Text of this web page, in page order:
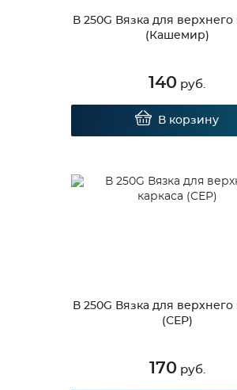
В 250G Вязка для верхнего
(Кашемир)
140 руб.
В корзину
В 250G Вязка для верхнего
(СЕР)
170руб.